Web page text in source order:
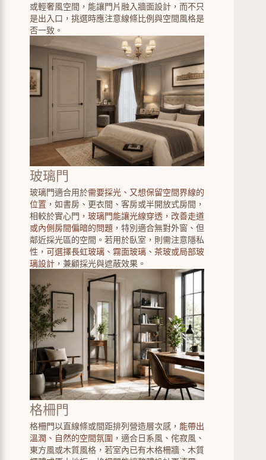
或輕奢風空間，能讓門片融入牆面設計，而不只
是出入口，挑選時應注意線條比例與空間風格是
否一致。
玻璃門
玻璃門適合用於需要採光、又想保留空間界線的
位置 ，如書房、更衣間、客房或半開放式房間，
相較於實心門， 玻璃門能讓光線穿透，改善走道
或內側房間偏暗的問題 ，特別適合無對外窗、但
鄰近採光區的空間。若用於臥室，則需注意隱私
性， 可選擇長虹玻璃、霧面玻璃、茶玻或局部玻
璃設計 ，兼顧採光與遮蔽效果。
格柵門
格柵門以直線條或間距排列營造層次感， 能帶出
溫潤、自然的空間氛圍 ，適合日系風、侘寂風、
東方風或木質風格，若室內已有木格柵牆、木質